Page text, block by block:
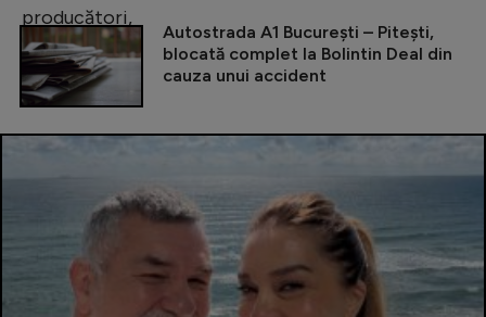
Autostrada A1 București – Pitești,
blocată complet la Bolintin Deal din
cauza unui accident